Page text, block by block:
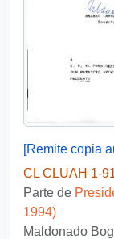
CL CLUAH 1-
Parte de
1994)
Maldonado